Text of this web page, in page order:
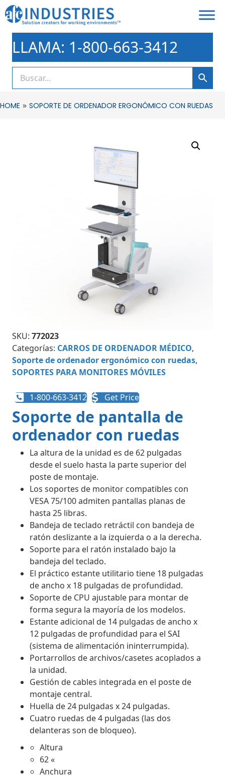
LLAMA: 1-800-663-3412
HOME » SOPORTE DE ORDENADOR ERGONÓMICO CON RUEDAS
SKU: 772023
Categorías: CARROS DE ORDENADOR MÉDICO,
Soporte de ordenador ergonómico con ruedas,
SOPORTES PARA MONITORES MÓVILES
1-800-663-3412 Get Price
Soporte de pantalla de
ordenador con ruedas
La altura de la unidad es de 62 pulgadas
desde el suelo hasta la parte superior del
poste de montaje.
Los soportes de monitor compatibles con
VESA 75/100 admiten pantallas planas de
hasta 25 libras.
Bandeja de teclado retráctil con bandeja de
ratón deslizante a la izquierda o a la derecha.
Soporte para el ratón instalado bajo la
bandeja del teclado.
El práctico estante utilitario tiene 18 pulgadas
de ancho x 18 pulgadas de profundidad.
Soporte de CPU ajustable para montar de
forma segura la mayoría de los modelos.
Estante adicional de 14 pulgadas de ancho x
12 pulgadas de profundidad para el SAI
(sistema de alimentación ininterrumpida).
Portarrollos de archivos/casetes acoplados a
la unidad.
Gestión de cables integrada en el poste de
montaje central.
Huella de 24 pulgadas x 24 pulgadas.
Cuatro ruedas de 4 pulgadas (las dos
delanteras son de bloqueo).
Altura
62 «
Anchura